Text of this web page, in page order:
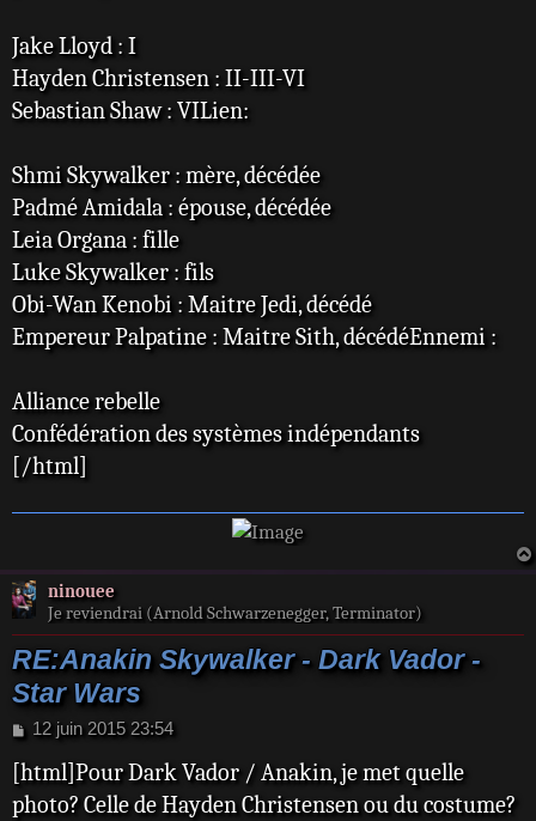
Jake Lloyd : I
Hayden Christensen : II-III-VI
Sebastian Shaw : VILien:
Shmi Skywalker : mère, décédée
Padmé Amidala : épouse, décédée
Leia Organa : fille
Luke Skywalker : fils
Obi-Wan Kenobi : Maitre Jedi, décédé
Empereur Palpatine : Maitre Sith, décédéEnnemi :
Alliance rebelle
Confédération des systèmes indépendants
[/html]
ninouee
Je reviendrai (Arnold Schwarzenegger, Terminator)
RE:Anakin Skywalker - Dark Vador -
Star Wars
M
s
s
a
12 juin 2015 23:54
[html]Pour Dark Vador / Anakin, je met quelle
photo? Celle de Hayden Christensen ou du costume?